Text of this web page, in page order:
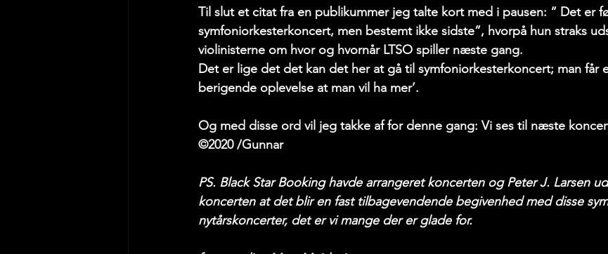
Til slut et citat fra en publikummer jeg talte kort med i pausen: “ Det er
symfoniorkesterkoncert, men bestemt ikke sidste”, hvorpå hun straks
violinisterne om hvor og hvornår LTSO spiller næste gang.
Det er lige det det kan det her at gå til symfoniorkesterkoncert; man får
berigende oplevelse at man vil ha mer’.
Og med disse ord vil jeg takke af for denne gang: Vi ses til næste
©2020 /Gunnar
PS. Black Star Booking havde arrangeret koncerten og Peter J. Larsen
koncerten at det blir en fast tilbagevendende begivenhed med disse
nytårskoncerter, det er vi mange der er glade for.